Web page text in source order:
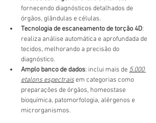
fornecendo diagnósticos detalhados de
órgãos, glândulas e células.
Tecnologia de escaneamento de torção 4D:
realiza análise automática e aprofundada de
tecidos, melhorando a precisão do
diagnóstico.
Amplo banco de dados: inclui mais de 5.000
etalons espectraisem categorias como
preparações de órgãos, homeostase
bioquímica, patomorfologia, alérgenos e
microrganismos.